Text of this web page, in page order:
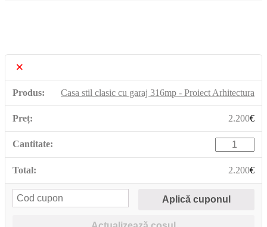
×
Casa stil clasic cu garaj 316mp - Proiect Arhitectura
2.200€
2.200€